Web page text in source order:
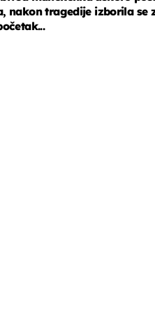
nakon tragedije izborila se